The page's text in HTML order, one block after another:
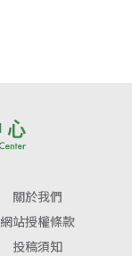
關於我們
網站授權條款
投稿須知